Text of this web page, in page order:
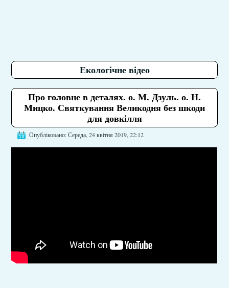
Екологічне відео
Про головне в деталях. о. М. Дзуль. о. Н.
Мицко. Святкування Великодня без шкоди
для довкілля
Опубліковано: Середа, 24 квітня 2019, 22:12